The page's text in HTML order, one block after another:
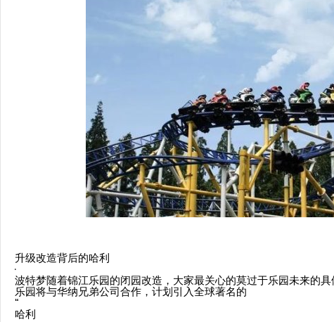
升级改造背后的哈利
·
波特梦随着锦江乐园的闭园改造，大家最关心的莫过于乐园未来的
乐园将与华纳兄弟公司合作，计划引入全球著名的
“
哈利